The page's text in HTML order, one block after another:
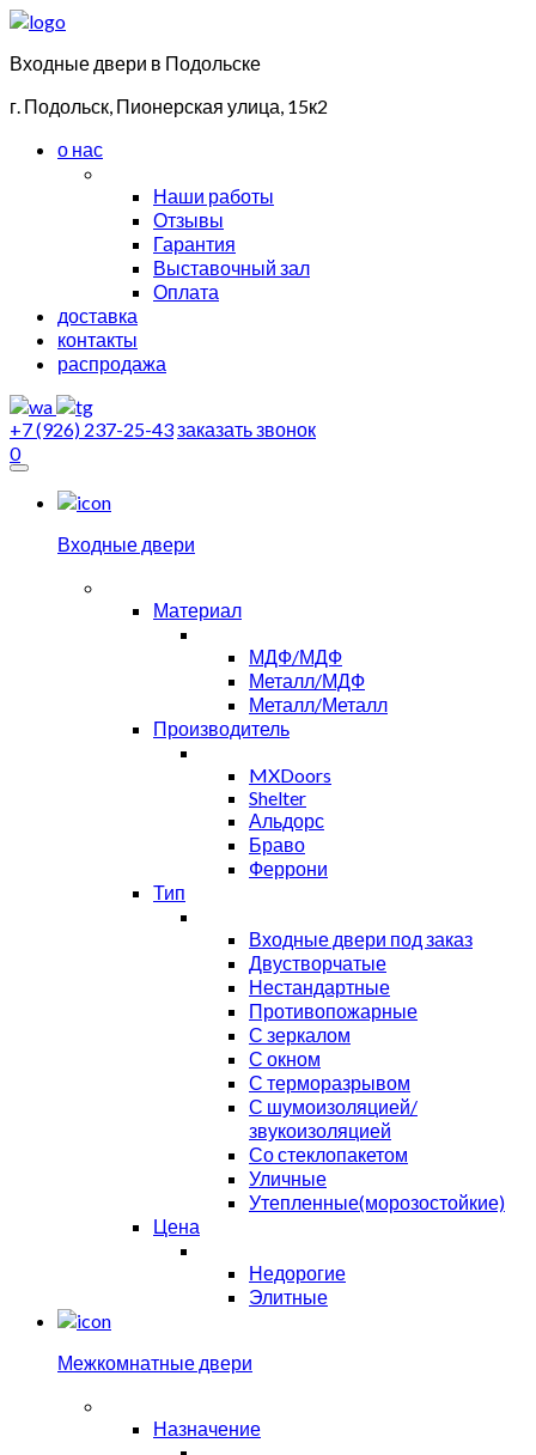
Входные двери в Подольске
г. Подольск, Пионерская улица, 15к2
о нас
Наши работы
Отзывы
Гарантия
Выставочный зал
Оплата
доставка
контакты
распродажа
+7 (926) 237-25-43заказать звонок
0
Входные двери
Материал
МДФ/МДФ
Металл/МДФ
Металл/Металл
Производитель
MXDoors
Shelter
Альдорс
Браво
Феррони
Тип
Входные двери под заказ
Двустворчатые
Нестандартные
Противопожарные
С зеркалом
С окном
С терморазрывом
С шумоизоляцией/
звукоизоляцией
Со стеклопакетом
Уличные
Утепленные(морозостойкие)
Цена
Недорогие
Элитные
Межкомнатные двери
Назначение